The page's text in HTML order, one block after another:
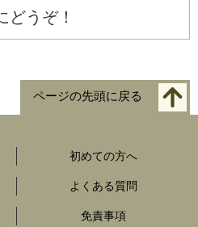
どうぞ！
ページの先頭に戻る
初めての方へ
よくある質問
免責事項